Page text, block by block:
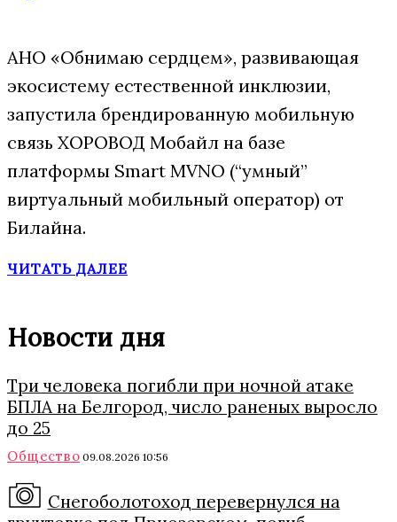
АНО «Обнимаю сердцем», развивающая
экосистему естественной инклюзии,
запустила брендированную мобильную
связь ХОРОВОД Мобайл на базе
платформы Smart MVNO (“умный”
виртуальный мобильный оператор) от
Билайна.
ЧИТАТЬ ДАЛЕЕ
Новости дня
Три человека погибли при ночной атаке
БПЛА на Белгород, число раненых выросло
до 25
Общество 09.08.2026 10:56
Снегоболотоход перевернулся на